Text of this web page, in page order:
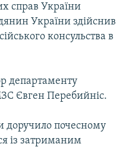
справ України
України здійснив
консульства в
департаменту
Євген Перебийніс.
доручило почесному
із затриманим